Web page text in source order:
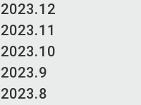
2023.12
2023.11
2023.10
2023.9
2023.8